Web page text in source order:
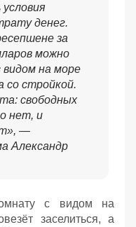
денег.
за
можно
на море
со стройкой.
свободных
нет, и
—
Александр
с видом на
заселиться, а